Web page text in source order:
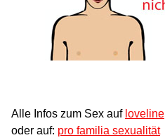
Alle Infos zum Sex auf loveline
oder auf: pro familia sexualität